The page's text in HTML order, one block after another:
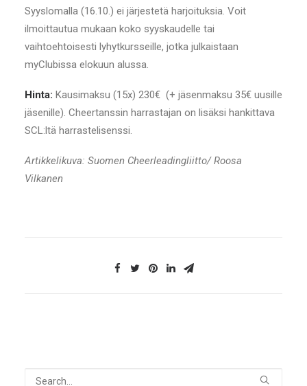
Syyslomalla (16.10.) ei järjestetä harjoituksia. Voit
ilmoittautua mukaan koko syyskaudelle tai
vaihtoehtoisesti lyhytkursseille, jotka julkaistaan
myClubissa elokuun alussa.
Hinta: Kausimaksu (15x) 230€ (+ jäsenmaksu 35€ uusille
jäsenille). Cheertanssin harrastajan on lisäksi hankittava
SCL:ltä harrastelisenssi.
Artikkelikuva: Suomen Cheerleadingliitto/ Roosa
Vilkanen